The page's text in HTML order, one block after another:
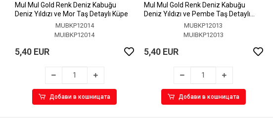
MuI MuI Gold Renk Deniz Kabuğu
Deniz Yıldızı ve Mor Taş Detaylı Küpe
MUBKP12014
MUIBKP12014
5,40 EUR
Добави в кошницата
MuI MuI Gold Renk Deniz Kabuğu
Deniz Yıldızı ve Pembe Taş Detaylı
MUBKP12013
MUIBKP12013
5,40 EUR
Добави в кошницата